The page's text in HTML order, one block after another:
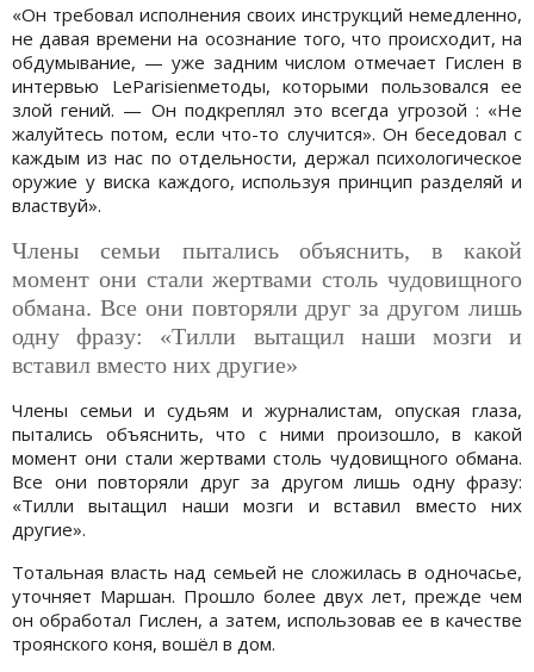
«Он требовал исполнения своих инструкций немедленно,
не давая времени на осознание того, что происходит, на
обдумывание, — уже задним числом отмечает Гислен в
интервью LeParisienметоды, которыми пользовался ее
злой гений. — Он подкреплял это всегда угрозой : «Не
жалуйтесь потом, если что-то случится». Он беседовал с
каждым из нас по отдельности, держал психологическое
оружие у виска каждого, используя принцип разделяй и
властвуй».
Члены семьи пытались объяснить, в какой
момент они стали жертвами столь чудовищного
обмана. Все они повторяли друг за другом лишь
одну фразу: «Тилли вытащил наши мозги и
вставил вместо них другие»
Члены семьи и судьям и журналистам, опуская глаза,
пытались объяснить, что с ними произошло, в какой
момент они стали жертвами столь чудовищного обмана.
Все они повторяли друг за другом лишь одну фразу:
«Тилли вытащил наши мозги и вставил вместо них
другие».
Тотальная власть над семьей не сложилась в одночасье,
уточняет Маршан. Прошло более двух лет, прежде чем
он обработал Гислен, а затем, использовав ее в качестве
троянского коня, вошёл в дом.